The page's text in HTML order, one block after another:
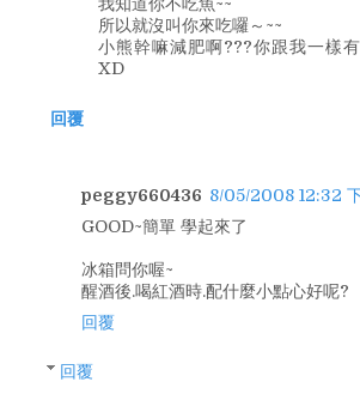
我知道你不吃魚~~
所以就沒叫你來吃囉～~~
小熊幹嘛減肥啊???你跟我一樣
XD
回覆
peggy660436 8/05/2008 12:32
GOOD~簡單 學起來了
冰箱問你喔~
醒酒後.喝紅酒時.配什麼小點心好呢?
回覆
回覆